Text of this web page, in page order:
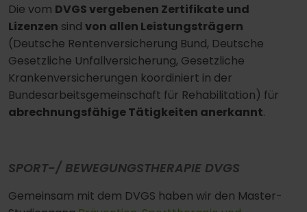
Die vom DVGS vergebenen Zertifikate und
Lizenzen sind von allen Leistungsträgern
(Deutsche Rentenversicherung Bund, Deutsche
Gesetzliche Unfallversicherung, Gesetzliche
Krankenversicherungen koordiniert in der
Bundesarbeitsgemeinschaft für Rehabilitation) für
abrechnungsfähige Tätigkeiten anerkannt.
SPORT-/ BEWEGUNGSTHERAPIE DVGS
Gemeinsam mit dem DVGS haben wir den Master-